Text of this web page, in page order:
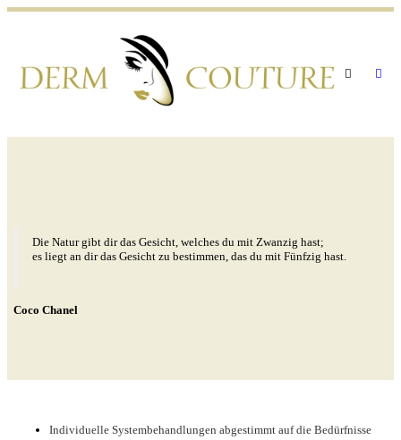
Die Natur gibt dir das Gesicht, welches du mit Zwanzig hast;
es liegt an dir das Gesicht zu bestimmen, das du mit Fünfzig hast.
Coco Chanel
Individuelle Systembehandlungen abgestimmt auf die Bedürfnisse